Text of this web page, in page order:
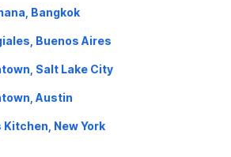
Bangkok
Buenos Aires
Salt Lake City
Austin
New York